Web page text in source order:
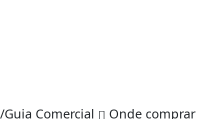
/Guia Comercial Onde comprar